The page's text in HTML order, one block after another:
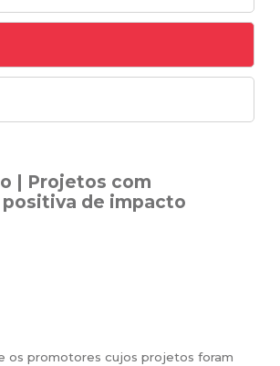
| Projetos com
positiva de impacto
os promotores cujos projetos foram